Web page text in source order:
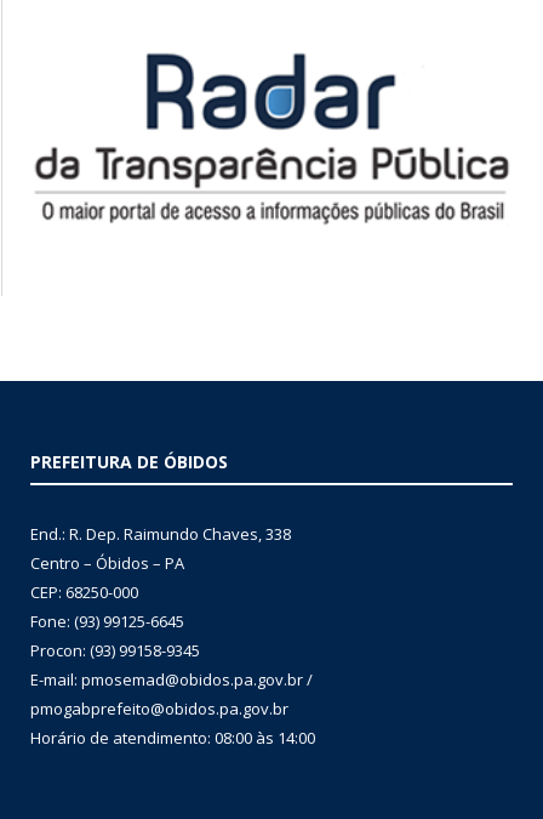
PREFEITURA DE ÓBIDOS
End.: R. Dep. Raimundo Chaves, 338
Centro – Óbidos – PA
CEP: 68250-000
Fone: (93) 99125-6645
Procon: (93) 99158-9345
E-mail: pmosemad@obidos.pa.gov.br /
pmogabprefeito@obidos.pa.gov.br
Horário de atendimento: 08:00 às 14:00